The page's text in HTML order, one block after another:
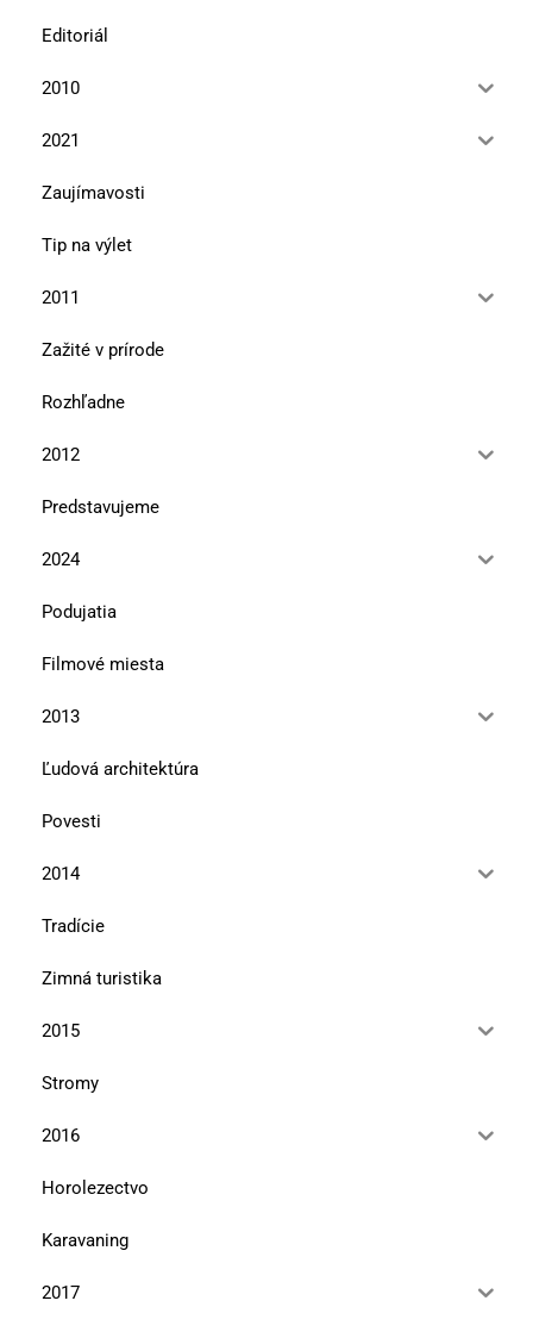
Editoriál
2010
2021
Zaujímavosti
Tip na výlet
2011
Zažité v prírode
Rozhľadne
2012
Predstavujeme
2024
Podujatia
Filmové miesta
2013
Ľudová architektúra
Povesti
2014
Tradície
Zimná turistika
2015
Stromy
2016
Horolezectvo
Karavaning
2017